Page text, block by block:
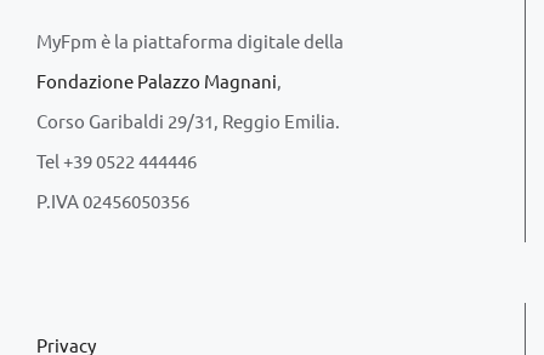
MyFpm è la piattaforma digitale della
Fondazione Palazzo Magnani,
Corso Garibaldi 29/31, Reggio Emilia.
Tel +39 0522 444446
P.IVA 02456050356
Privacy